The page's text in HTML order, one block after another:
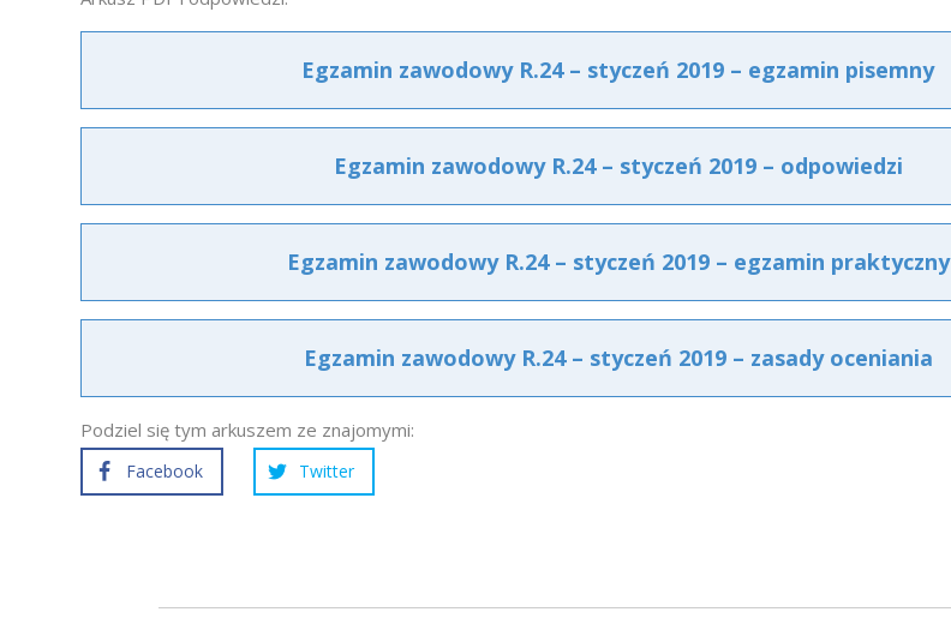
Egzamin zawodowy R.24 – styczeń 2019 – egzamin pisemny
Egzamin zawodowy R.24 – styczeń 2019 – odpowiedzi
Egzamin zawodowy R.24 – styczeń 2019 – egzamin praktyczny
Egzamin zawodowy R.24 – styczeń 2019 – zasady oceniania
Podziel się tym arkuszem ze znajomymi:
Facebook Twitter